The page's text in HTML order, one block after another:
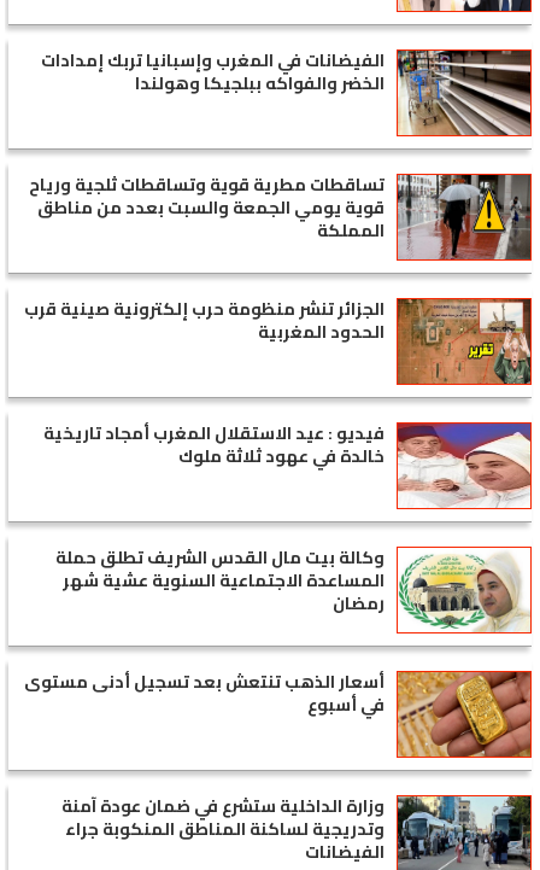
الفيضانات في المغرب وإسبانيا تربك إمدادات
الخضر والفواكه ببلجيكا وهولندا
تساقطات مطرية قوية وتساقطات ثلجية ورياح
قوية يومي الجمعة والسبت بعدد من مناطق
المملكة
الجزائر تنشر منظومة حرب إلكترونية صينية قرب
الحدود المغربية
فيديو : عيد الاستقلال المغرب أمجاد تاريخية
خالدة في عهود ثلاثة ملوك
وكالة بيت مال القدس الشريف تطلق حملة
المساعدة الاجتماعية السنوية عشية شهر
رمضان
أسعار الذهب تنتعش بعد تسجيل أدنى مستوى
في أسبوع
وزارة الداخلية ستشرع في ضمان عودة آمنة
وتدريجية لساكنة المناطق المنكوبة جراء
الفيضانات